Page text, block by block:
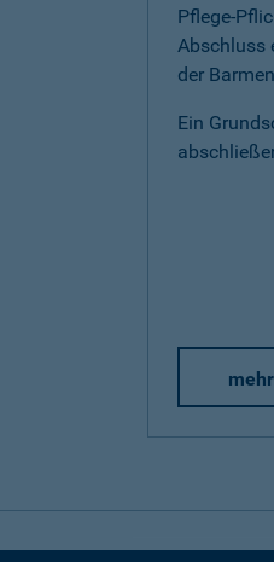
Pflege-
Abschluss
der
Ein